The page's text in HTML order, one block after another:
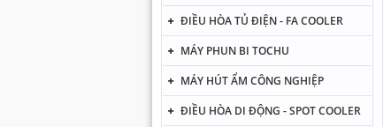
ĐIỀU HÒA TỦ ĐIỆN - FA COOLER
MÁY PHUN BI TOCHU
MÁY HÚT ẨM CÔNG NGHIỆP
ĐIỀU HÒA DI ĐỘNG - SPOT COOLER